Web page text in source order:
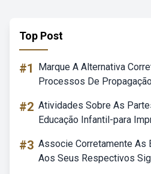
Top Post
#1
Marque A Alternativa
Processos De
#2 Atividades Sobre As
Educação Infantil-para
#3 Associe Corretamente As
Aos Seus Respectivos